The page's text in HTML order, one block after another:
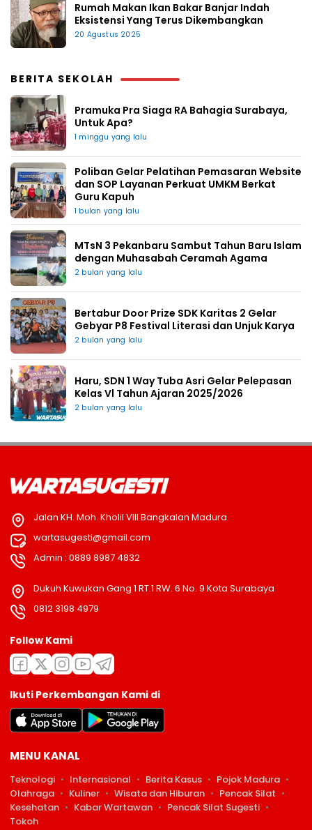
Rumah Makan Ikan Bakar Banjar Indah
Eksistensi Yang Terus Dikembangkan
20 Agustus 2025
BERITA SEKOLAH
Pramuka Pra Siaga RA Bahagia Surabaya,
Untuk Apa?
1 minggu yang lalu
Poliban Gelar Pelatihan Pemasaran Website
dan SOP Layanan Perkuat UMKM Berkat
Guru Kapuh
1 bulan yang lalu
MTsN 3 Pekanbaru Sambut Tahun Baru Islam
dengan Muhasabah Ceramah Agama
2 bulan yang lalu
Bertabur Door Prize SDK Karitas 2 Gelar
Gebyar P8 Festival Literasi dan Unjuk Karya
2 bulan yang lalu
Haru, SDN 1 Way Tuba Asri Gelar Pelepasan
Kelas Vl Tahun Ajaran 2025/2026
2 bulan yang lalu
Jalan KH. Moh. Kholil VIII Bangkalan Madura
wartasugesti@gmail.com
Admin : 0889 8987 4832
Dukuh Kuwukan Gang 1 RT.1 RW. 6 No. 9 Kota Surabaya
0812 3198 4979
Follow Kami
Ikuti Perkembangan Kami di
MENU KANAL
Teknologi Internasional Berita Kasus
Pojok Madura
Olahraga
Kuliner Wisata dan Hiburan
Pencak Silat
Kesehatan
Kabar Wartawan
Pencak Silat Sugesti
Tokoh